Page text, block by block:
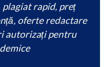
rapid, preț
oferte redactare
autorizați pentru